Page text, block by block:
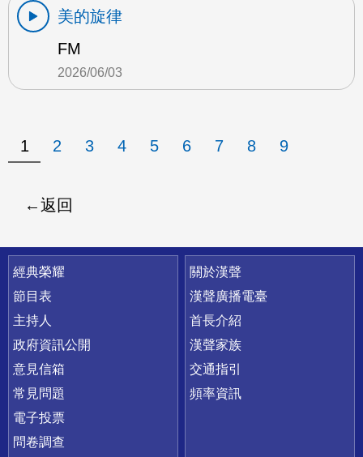
美的旋律
FM
2026/06/03
1 2 3 4 5 6 7 8 9
返回
快速連結
經典榮耀
節目表
主持人
政府資訊公開
意見信箱
常見問題
電子投票
問卷調查
關於漢聲
漢聲廣播電臺
首長介紹
漢聲家族
交通指引
頻率資訊